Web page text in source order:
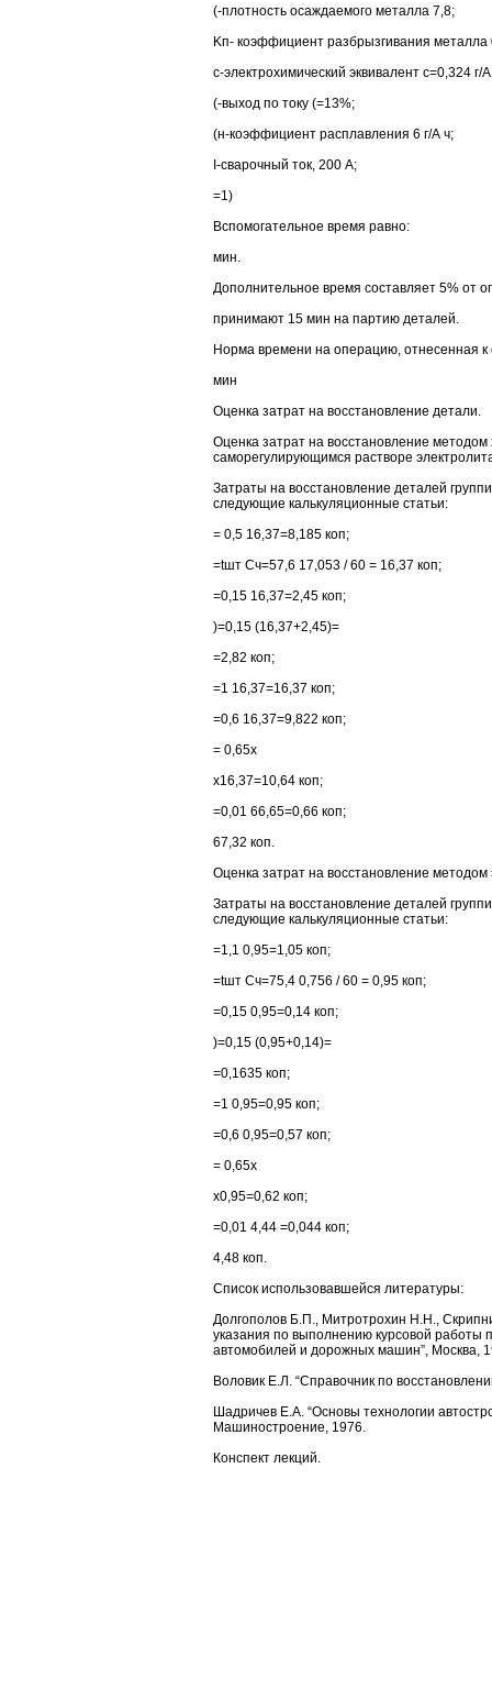
(-плотность осаждаемого металла 7,8;
Kп- коэффициент разбрызгивания металла
с-электрохимический эквивалент с=0,324 г/
(-выход по току (=13%;
(н-коэффициент расплавления 6 г/А ч;
I-сварочный ток, 200 А;
=1)
Вспомогательное время равно:
мин.
Дополнительное время составляет 5% от
принимают 15 мин на партию деталей.
Норма времени на операцию, отнесенная к
мин
Оценка затрат на восстановление детали.
Оценка затрат на восстановление
саморегулирующимся растворе
Затраты на восстановление деталей
следующие калькуляционные статьи:
= 0,5 16,37=8,185 коп;
=tшт Сч=57,6 17,053 / 60 = 16,37 коп;
=0,15 16,37=2,45 коп;
)=0,15 (16,37+2,45)=
=2,82 коп;
=1 16,37=16,37 коп;
=0,6 16,37=9,822 коп;
= 0,65х
х16,37=10,64 коп;
=0,01 66,65=0,66 коп;
67,32 коп.
Оценка затрат на восстановление методом
Затраты на восстановление деталей
следующие калькуляционные статьи:
=1,1 0,95=1,05 коп;
=tшт Сч=75,4 0,756 / 60 = 0,95 коп;
=0,15 0,95=0,14 коп;
)=0,15 (0,95+0,14)=
=0,1635 коп;
=1 0,95=0,95 коп;
=0,6 0,95=0,57 коп;
= 0,65х
х0,95=0,62 коп;
=0,01 4,44 =0,044 коп;
4,48 коп.
Список использовавшейся литературы:
Долгополов Б.П., Митротрохин Н.Н.,
указания по выполнению курсовой работы
автомобилей и дорожных машин”, Москва,
Воловик Е.Л. “Справочник по
Шадричев Е.А. “Основы технологии
Машиностроение, 1976.
Конспект лекций.